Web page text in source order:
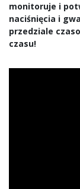
monitoruje i
naciśnięcia i
przedziale
czasu!